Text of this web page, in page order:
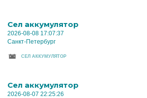
Cел аккумулятор
2026-08-08 17:07:37
Санкт-Петербург
CЕЛ АККУМУЛЯТОР
Cел аккумулятор
2026-08-07 22:25:26